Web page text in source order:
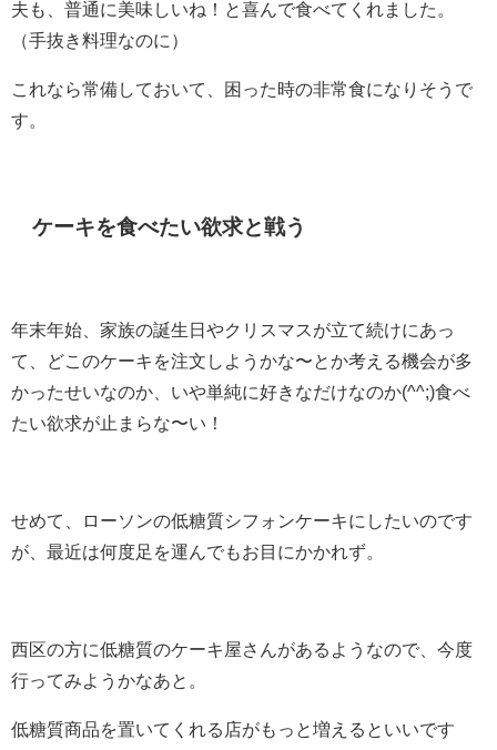
夫も、普通に美味しいね！と喜んで食べてくれました。
（手抜き料理なのに）
これなら常備しておいて、困った時の非常食になりそうで
す。
ケーキを食べたい欲求と戦う
年末年始、家族の誕生日やクリスマスが立て続けにあっ
て、どこのケーキを注文しようかな〜とか考える機会が多
かったせいなのか、いや単純に好きなだけなのか(^^;)食べ
たい欲求が止まらな〜い！
せめて、ローソンの低糖質シフォンケーキにしたいのです
が、最近は何度足を運んでもお目にかかれず。
西区の方に低糖質のケーキ屋さんがあるようなので、今度
行ってみようかなあと。
低糖質商品を置いてくれる店がもっと増えるといいです